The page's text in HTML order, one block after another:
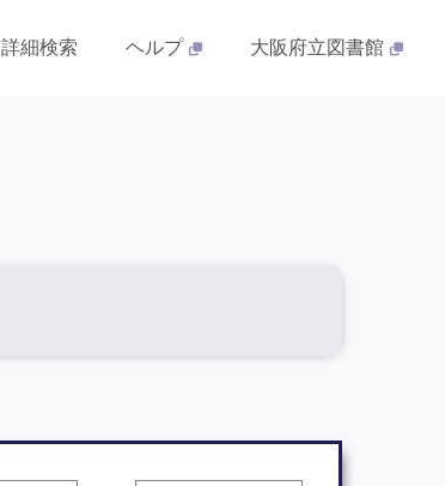
詳細検索 ヘルプ 大阪府立図書館